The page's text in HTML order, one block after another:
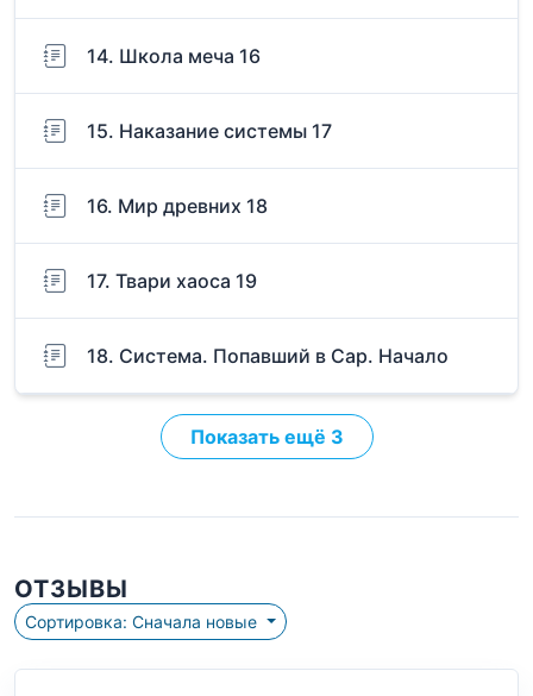
14. Школа меча 16
15. Наказание системы 17
16. Мир древних 18
17. Твари хаоса 19
18. Система. Попавший в Сар. Начало
Показать ещё 3
ОТЗЫВЫ
Сортировка: Сначала новые